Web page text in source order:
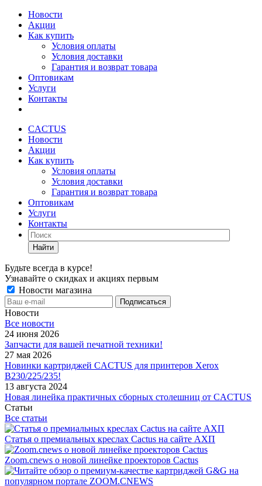
Новости
Акции
Как купить
Условия оплаты
Условия доставки
Гарантия и возврат товара
Оптовикам
Услуги
Контакты
CACTUS
Новости
Акции
Как купить
Условия оплаты
Условия доставки
Гарантия и возврат товара
Оптовикам
Услуги
Контакты
Найти
Будьте всегда в курсе!
Узнавайте о скидках и акциях первым
Новости магазина
Новости
Все новости
24 июня 2026
Запчасти для вашей печатной техники!
27 мая 2026
Новинки картриджей CACTUS для принтеров Xerox
B230/225/235!
13 августа 2024
Новая линейка практичных сборных столешниц от CACTUS
Статьи
Все статьи
Статья о премиальных креслах Cactus на сайте АХП
Zoom.cnews о новой линейке проекторов Cactus